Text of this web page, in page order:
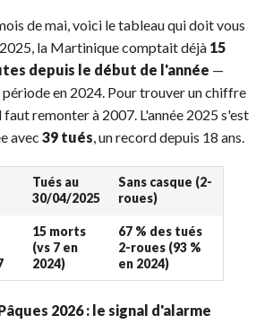
de mai, voici le tableau qui doit vous
la Martinique comptait déjà 15
depuis le début de l'année —
période en 2024. Pour trouver un chiffre
remonter à 2007. L'année 2025 s'est
avec 39 tués, un record depuis 18 ans.
Tués au
30/04/2025
Sans casque (2-
roues)
15 morts
(vs 7 en
2024)
67 % des tués
2-roues (93 %
en 2024)
2026 : le signal d'alarme